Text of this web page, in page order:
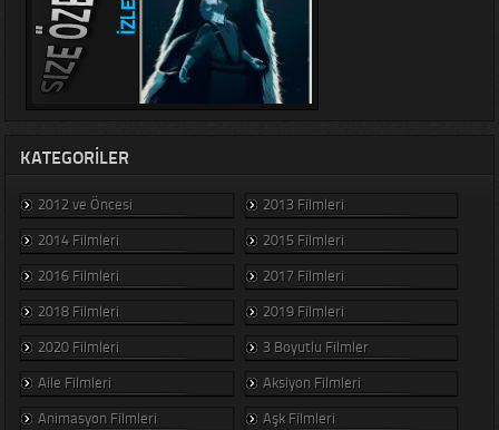
KATEGORILER
2012 ve Öncesi
2013 Filmleri
2014 Filmleri
2015 Filmleri
2016 Filmleri
2017 Filmleri
2018 Filmleri
2019 Filmleri
2020 Filmleri
3 Boyutlu Filmler
Aile Filmleri
Aksiyon Filmleri
Animasyon Filmleri
Aşk Filmleri